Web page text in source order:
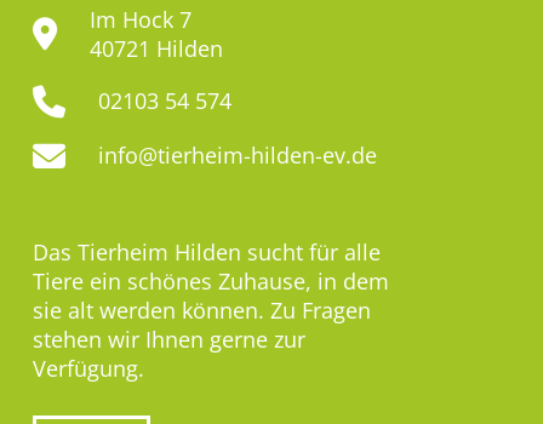
Im Hock 7
40721 Hilden
02103 54 574
info@tierheim-hilden-ev.de
Das Tierheim Hilden sucht für alle
Tiere ein schönes Zuhause, in dem
sie alt werden können. Zu Fragen
stehen wir Ihnen gerne zur
Verfügung.